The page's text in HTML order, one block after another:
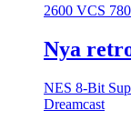
2600 VCS
Nya
NES 8-Bit
Dreamcast